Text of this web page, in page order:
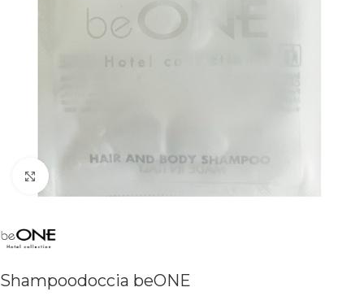
Clicca per ingrandire
Shampoodoccia beONE